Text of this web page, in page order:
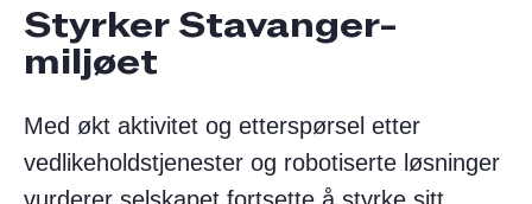
Styrker Stavanger-
miljøet
Med økt aktivitet og etterspørsel etter
vedlikeholdstjenester og robotiserte løsninger